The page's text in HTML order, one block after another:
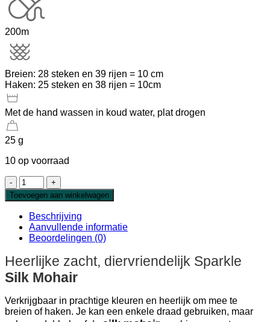
200m
Breien: 28 steken en 39 rijen = 10 cm
Haken: 25 steken en 38 rijen = 10cm
Met de hand wassen in koud water, plat drogen
25 g
10 op voorraad
Sparkle
Silk
Mohair
Zand
aantal
Toevoegen aan winkelwagen
Beschrijving
Aanvullende informatie
Beoordelingen (0)
Heerlijke zacht, diervriendelijk Sparkle
Silk Mohair
Verkrijgbaar in prachtige kleuren en heerlijk om mee te
breien of haken. Je kan een enkele draad gebruiken, maar